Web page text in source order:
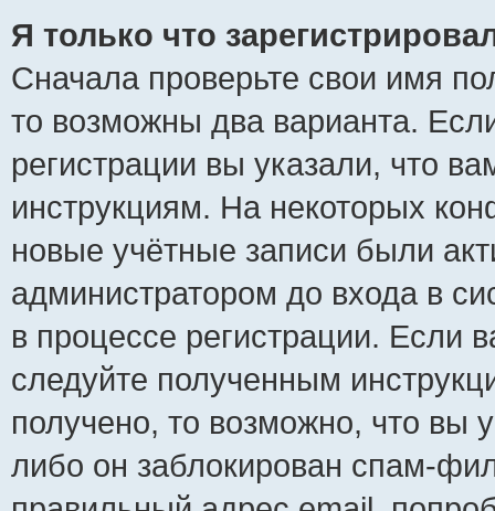
Я только что
Сначала проверьте свои имя
то возможны два варианта.
регистрации вы указали, что
инструкциям. На некоторых
новые учётные записи были
администратором до входа в
в процессе регистрации.
следуйте полученным
получено, то возможно, что вы
либо он заблокирован спам-